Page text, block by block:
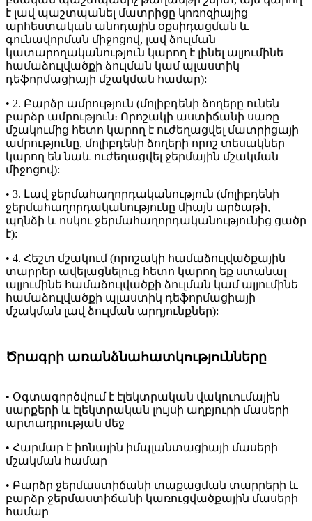
է լավ պաշտպանել մատրիցը կոռոզիայից
արհեստական ​​անոդային օքսիդացման և
գունավորման միջոցով, լավ ձուլման
կատարողականություն կարող է լինել ալյումինե
համաձուլվածքի ձուլման կամ պլաստիկ
դեֆորմացիայի մշակման համար):
• 2. Բարձր ամրություն (մոլիբդենի ձողերը ունեն
բարձր ամրություն։ Որոշակի աստիճանի սառը
մշակումից հետո կարող է ուժեղացվել մատրիցայի
ամրությունը, մոլիբդենի ձողերի որոշ տեսակներ
կարող են նաև ուժեղացվել ջերմային մշակման
միջոցով):
• 3. Լավ ջերմահաղորդականություն (մոլիբդենի
ջերմահաղորդականությունը միայն արծաթի,
պղնձի և ոսկու ջերմահաղորդականությունից ցածր
է):
• 4. Հեշտ մշակում (որոշակի համաձուլվածքային
տարրեր ավելացնելուց հետո կարող եք ստանալ
ալյումինե համաձուլվածքի ձուլման կամ ալյումինե
համաձուլվածքի պլաստիկ դեֆորմացիայի
մշակման լավ ձուլման արդյունքներ):
Ծրագրի առանձնահատկությունները
• Օգտագործվում է էլեկտրական վակուումային
սարքերի և էլեկտրական լույսի աղբյուրի մասերի
արտադրության մեջ
• Հարմար է իոնային իմպլանտացիայի մասերի
մշակման համար
• Բարձր ջերմաստիճանի տաքացման տարրերի և
բարձր ջերմաստիճանի կառուցվածքային մասերի
համար